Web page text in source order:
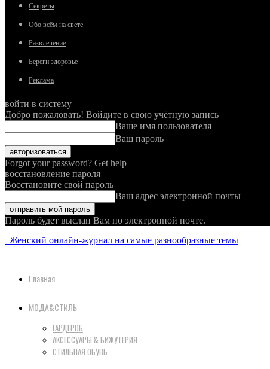
Секреты
Обо всём на свете
Развлечение
Береги здоровье
Реклама
войти в систему
Добро пожаловать! Войдите в свою учётную запись
Ваше имя пользователя
Ваш пароль
Forgot your password? Get help
восстановление пароля
Восстановите свой пароль
Ваш адрес электронной почты
Пароль будет выслан Вам по электронной почте.
Женский онлайн-журнал на самые разнообразные темы
Главная
МОДА&СТИЛЬ
ГАРДЕРОБ
АКСЕССУАРЫ & БИЖУТЕРИЯ
СТИЛЬНАЯ ОБУВЬ